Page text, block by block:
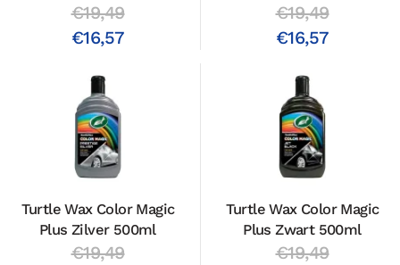
€19,49
€16,57
€19,49
€16,57
Turtle Wax Color Magic
Plus Zilver 500ml
€19,49
Turtle Wax Color Magic
Plus Zwart 500ml
€19,49